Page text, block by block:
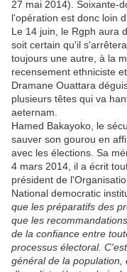
27 mai 2014). Soixante-
l'opération est donc loin
Le 14 juin, le Rgph aura
soit certain qu'il
toujours une autre, à la
recensement ethniciste
Dramane Ouattara
plusieurs têtes qui va
aeternam.
Hamed Bakayoko, le
sauver son gourou en
avec les élections. Sa
4 mars 2014, il a écrit
président de
National democratic
que les préparatifs des
que les
de la confiance entre
processus électoral.
général de la